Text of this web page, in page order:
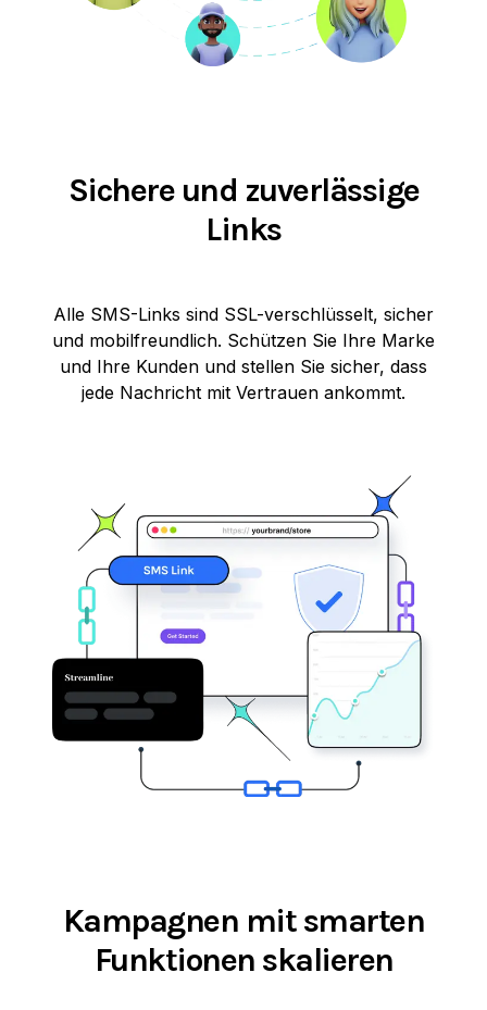
Sichere und zuverlässige
Links
Alle SMS-Links sind SSL-verschlüsselt, sicher
und mobilfreundlich. Schützen Sie Ihre Marke
und Ihre Kunden und stellen Sie sicher, dass
jede Nachricht mit Vertrauen ankommt.
Kampagnen mit smarten
Funktionen skalieren